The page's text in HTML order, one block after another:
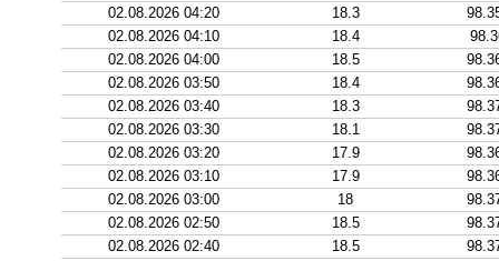
02.08.2026 04:20
18.3
02.08.2026 04:10
18.4
02.08.2026 04:00
18.5
02.08.2026 03:50
18.4
02.08.2026 03:40
18.3
02.08.2026 03:30
18.1
02.08.2026 03:20
17.9
02.08.2026 03:10
17.9
02.08.2026 03:00
18
02.08.2026 02:50
18.5
02.08.2026 02:40
18.5